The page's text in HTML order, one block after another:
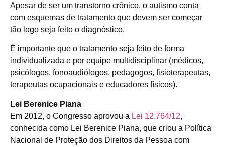
Apesar de ser um transtorno crônico, o autismo conta
com esquemas de tratamento que devem ser começar
tão logo seja feito o diagnóstico.
É importante que o tratamento seja feito de forma
individualizada e por equipe multidisciplinar (médicos,
psicólogos, fonoaudiólogos, pedagogos, fisioterapeutas,
terapeutas ocupacionais e educadores físicos).
Lei Berenice Piana
Em 2012, o Congresso aprovou a Lei 12.764/12,
conhecida como Lei Berenice Piana, que criou a Política
Nacional de Proteção dos Direitos da Pessoa com